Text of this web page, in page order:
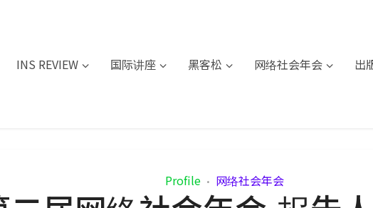
INS REVIEW 国际讲座 黑客松 网络社会年会 出
Profile • 网络社会年会